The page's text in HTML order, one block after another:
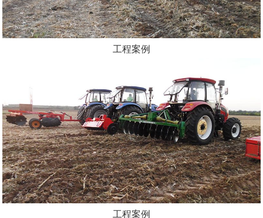
工程案例
工程案例